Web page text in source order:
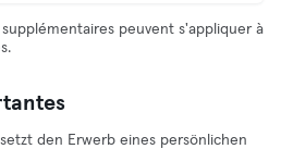
peuvent s'appliquer à
setzt den Erwerb eines persönlichen